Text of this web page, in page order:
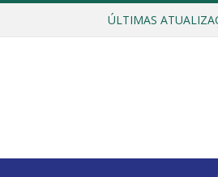
ÚLTIMAS